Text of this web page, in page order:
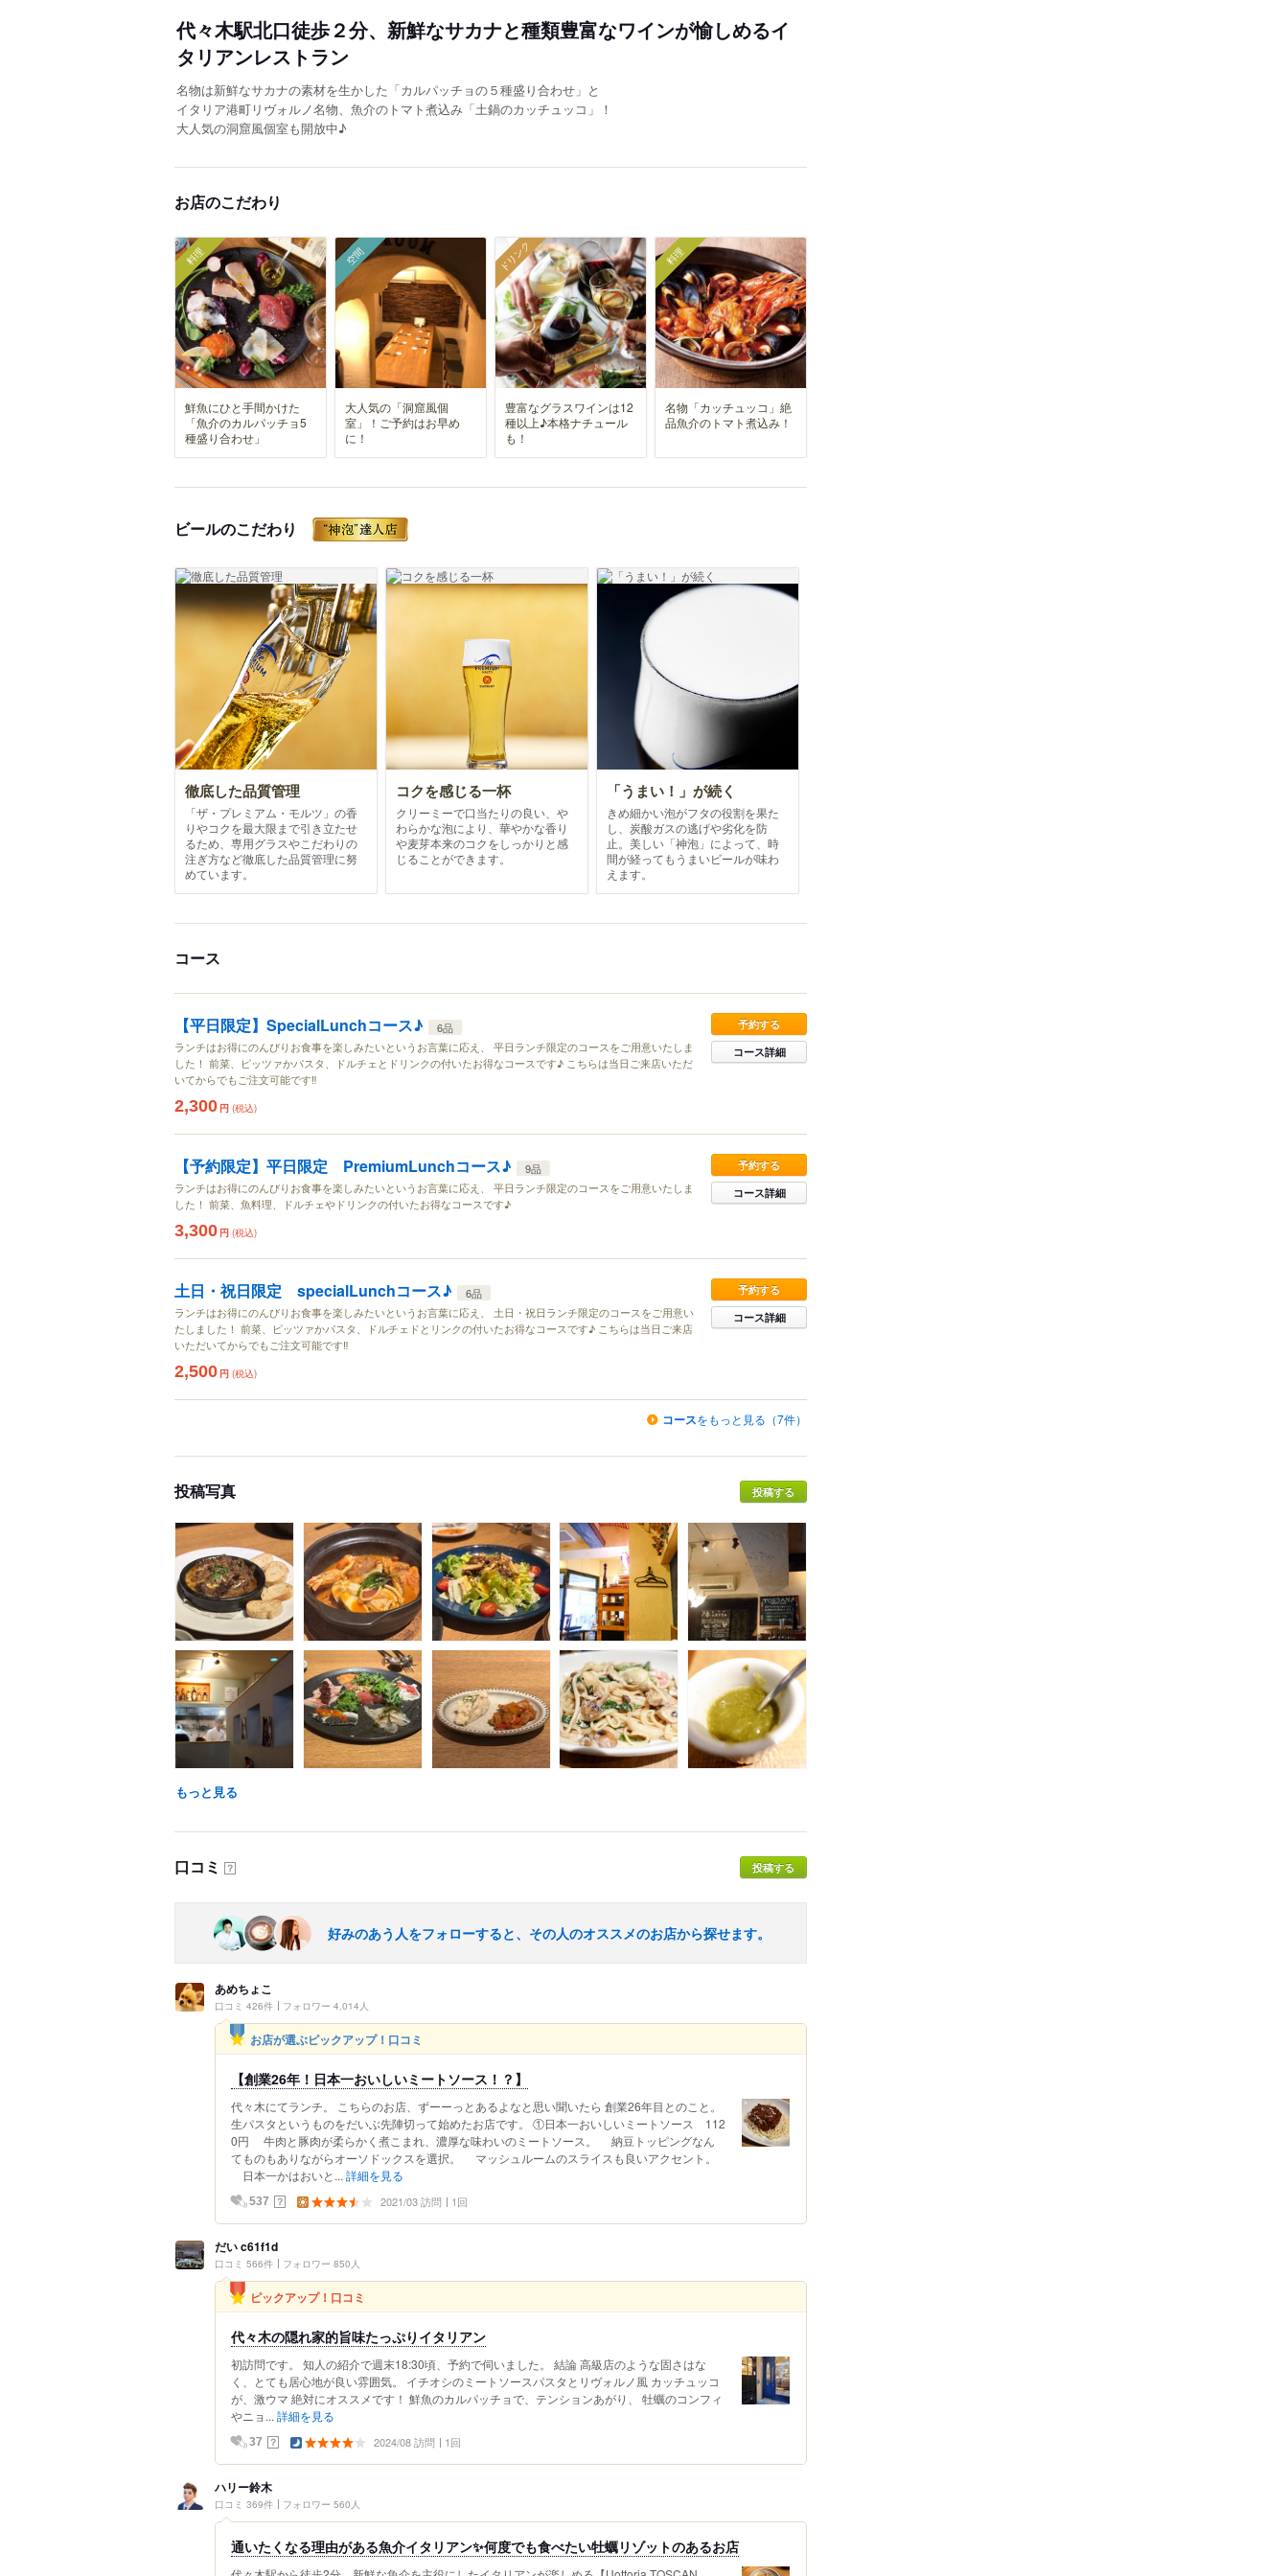
代々木駅北口徒歩２分、新鮮なサカナと種類豊富なワインが愉しめるイ
タリアンレストラン
名物は新鮮なサカナの素材を生かした「カルパッチョの５種盛り合わせ」と
イタリア港町リヴォルノ名物、魚介のトマト煮込み「土鍋のカッチュッコ」！
大人気の洞窟風個室も開放中♪
お店のこだわり
料理
鮮魚にひと手間かけた
「魚介のカルパッチョ5
種盛り合わせ」
空間
大人気の「洞窟風個
室」！ご予約はお早め
に！
ドリンク
豊富なグラスワインは12
種以上♪本格ナチュール
も！
料理
名物「カッチュッコ」絶
品魚介のトマト煮込み！
ビールのこだわり
徹底した品質管理
「ザ・プレミアム・モルツ」の香
りやコクを最大限まで引き立たせ
るため、専用グラスやこだわりの
注ぎ方など徹底した品質管理に努
めています。
コクを感じる一杯
クリーミーで口当たりの良い、や
わらかな泡により、華やかな香り
や麦芽本来のコクをしっかりと感
じることができます。
「うまい！」が続く
きめ細かい泡がフタの役割を果た
し、炭酸ガスの逃げや劣化を防
止。美しい「神泡」によって、時
間が経ってもうまいビールが味わ
えます。
コース
【平日限定】SpecialLunchコース♪
6品
ランチはお得にのんびりお食事を楽しみたいというお言葉に応え、 平日ランチ限定のコースをご用意いたしま
した！ 前菜、ピッツァかパスタ、ドルチェとドリンクの付いたお得なコースです♪ こちらは当日ご来店いただ
いてからでもご注文可能です‼
予約する
コース詳細
2,300 円 (税込)
【予約限定】平日限定 PremiumLunchコース♪
9品
ランチはお得にのんびりお食事を楽しみたいというお言葉に応え、 平日ランチ限定のコースをご用意いたしま
した！ 前菜、魚料理、ドルチェやドリンクの付いたお得なコースです♪
予約する
コース詳細
3,300 円 (税込)
土日・祝日限定 specialLunchコース♪
6品
ランチはお得にのんびりお食事を楽しみたいというお言葉に応え、 土日・祝日ランチ限定のコースをご用意い
たしました！ 前菜、ピッツァかパスタ、ドルチェドとリンクの付いたお得なコースです♪ こちらは当日ご来店
いただいてからでもご注文可能です‼
予約する
コース詳細
2,500 円 (税込)
コースをもっと見る（7件）
投稿写真 投稿する
もっと見る
口コミ ？ 投稿する
好みのあう人をフォローすると、その人のオススメのお店から探せます。
あめちょこ
口コミ 426件 フォロワー 4,014人
お店が選ぶピックアップ！口コミ
【創業26年！日本一おいしいミートソース！？】
代々木にてランチ。 こちらのお店、ずーーっとあるよなと思い聞いたら 創業26年目とのこと。
生パスタというものをだいぶ先陣切って始めたお店です。 ①日本一おいしいミートソース 112
0円 牛肉と豚肉が柔らかく煮こまれ、濃厚な味わいのミートソース。 納豆トッピングなん
てものもありながらオーソドックスを選択。 マッシュルームのスライスも良いアクセント。
日本一かはおいと... 詳細を見る
537 ？ 2021/03 訪問 1回
だい c61f1d
口コミ 566件 フォロワー 850人
ピックアップ！口コミ
代々木の隠れ家的旨味たっぷりイタリアン
初訪問です。 知人の紹介で週末18:30頃、予約で伺いました。 結論 高級店のような固さはな
く、とても居心地が良い雰囲気。 イチオシのミートソースパスタとリヴォルノ風 カッチュッコ
が、激ウマ 絶対にオススメです！ 鮮魚のカルパッチョで、テンションあがり、 牡蠣のコンフィ
やニョ... 詳細を見る
37 ？ 2024/08 訪問 1回
ハリー鈴木
口コミ 369件 フォロワー 560人
通いたくなる理由がある魚介イタリアン✨何度でも食べたい牡蠣リゾットのあるお店